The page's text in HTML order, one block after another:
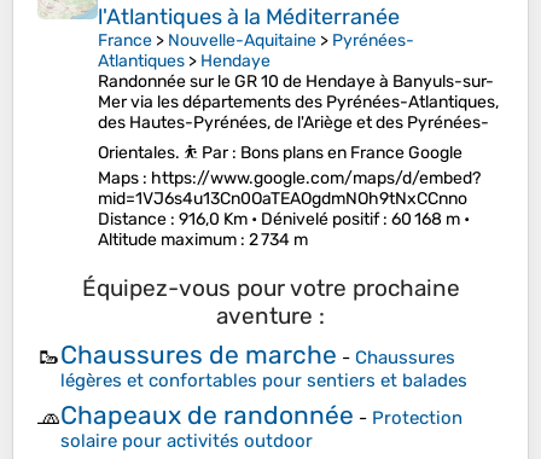
l'Atlantiques à la Méditerranée
France > Nouvelle-Aquitaine > Pyrénées-
Atlantiques > Hendaye
Randonnée sur le GR 10 de Hendaye à Banyuls-sur-
Mer via les départements des Pyrénées-Atlantiques,
des Hautes-Pyrénées, de l'Ariège et des Pyrénées-
Orientales. ⛹️ Par : Bons plans en France Google
Maps : https://www.google.com/maps/d/embed?
mid=1VJ6s4u13Cn0OaTEAOgdmNOh9tNxCCnno
Distance : 916,0 Km • Dénivelé positif: 60 168 m •
Altitude maximum : 2 734 m
Équipez-vous pour votre prochaine
aventure :
🥾Chaussures de marche - Chaussures
légères et confortables pour sentiers et balades
🧢Chapeaux de randonnée - Protection
solaire pour activités outdoor